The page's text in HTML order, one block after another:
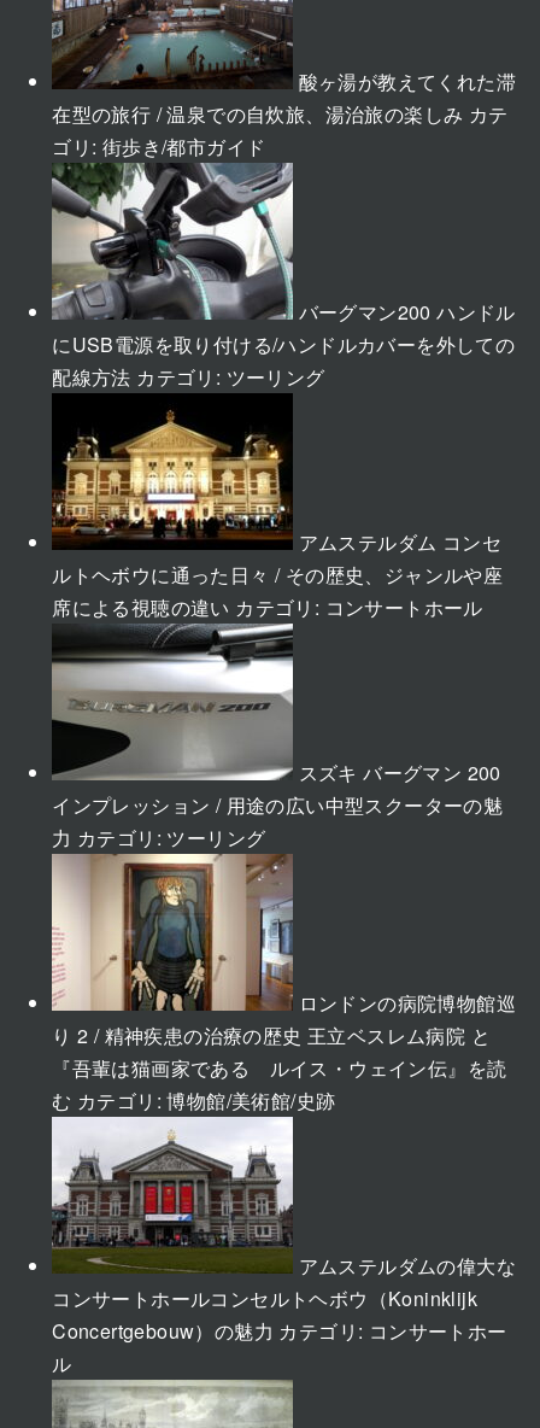
酸ヶ湯が教えてくれた滞
在型の旅行 / 温泉での自炊旅、湯治旅の楽しみ カテ
ゴリ: 街歩き/都市ガイド
バーグマン200 ハンドル
にUSB電源を取り付ける/ハンドルカバーを外しての
配線方法 カテゴリ: ツーリング
アムステルダム コンセ
ルトヘボウに通った日々 / その歴史、ジャンルや座
席による視聴の違い カテゴリ: コンサートホール
スズキ バーグマン 200
インプレッション / 用途の広い中型スクーターの魅
力 カテゴリ: ツーリング
ロンドンの病院博物館巡
り 2 / 精神疾患の治療の歴史 王立ベスレム病院 と
『吾輩は猫画家である ルイス・ウェイン伝』を読
む カテゴリ:博物館/美術館/史跡
アムステルダムの偉大な
コンサートホールコンセルトヘボウ（Koninklijk
Concertgebouw）の魅力 カテゴリ: コンサートホー
ル